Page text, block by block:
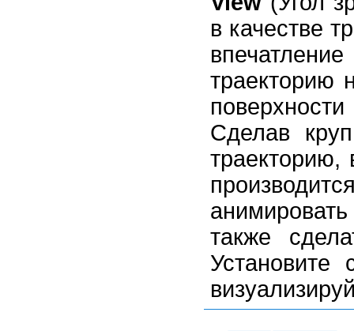
в качестве
траекторию
Сделав
траекторию,
также